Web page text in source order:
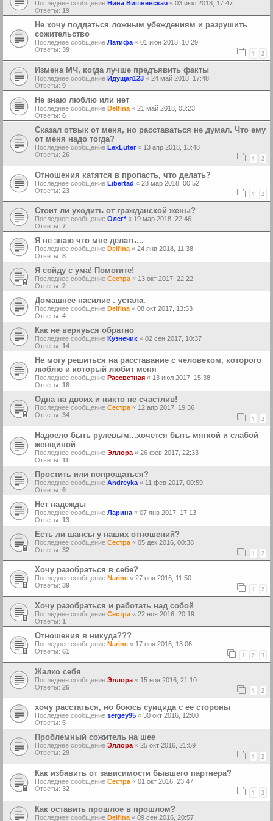
Последнее сообщение Нина Вишневская « 03 июл 2018, 17:47
Ответы: 19
Не хочу поддаться ложным убеждениям и разрушить
сожительство
Последнее сообщение Латифа « 01 июн 2018, 10:29
Ответы: 39 1 2
Измена МЧ, когда лучше предъявить факты
Последнее сообщение Идущая123 « 24 май 2018, 17:48
Ответы: 9
Не знаю люблю или нет
Последнее сообщение Delfina « 21 май 2018, 03:23
Ответы: 6
Сказал отвык от меня, но расставаться не думал. Что ему
от меня надо тогда?
Последнее сообщение LexLuter « 13 апр 2018, 13:48
Ответы: 26 1 2
Отношения катятся в пропасть, что делать?
Последнее сообщение Libertad « 28 мар 2018, 00:52
Ответы: 23 1 2
Стоит ли уходить от гражданской жены?
Последнее сообщение Олег*« 19 мар 2018, 22:46
Ответы: 7
Я не знаю что мне делать...
Последнее сообщение Delfina « 24 янв 2018, 11:38
Ответы: 8
Я сойду с ума! Помогите!
Последнее сообщение Сестра « 13 окт 2017, 22:22
Ответы: 2
Домашнее насилие . устала.
Последнее сообщение Delfina « 08 окт 2017, 13:53
Ответы: 4
Как не вернуься обратно
Последнее сообщение Кузнечик « 02 сен 2017, 10:37
Ответы: 14
Не могу решиться на расставание с человеком, которого
люблю и который любит меня
Последнее сообщение Рассветная « 13 июл 2017, 15:38
Ответы: 18
Одна на двоих и никто не счастлив!
Последнее сообщение Сестра « 12 апр 2017, 19:36
Ответы: 34 1 2
Надоело быть рулевым...хочется быть мягкой и слабой
женщиной
Последнее сообщение Эллора « 26 фев 2017, 22:33
Ответы: 11
Простить или попрощаться?
Последнее сообщение Andreyka « 11 фев 2017, 00:59
Ответы: 6
Нет надежды
Последнее сообщение Ларина « 07 янв 2017, 17:13
Ответы: 13
Есть ли шансы у наших отношений?
Последнее сообщение Сестра « 05 дек 2016, 00:38
Ответы: 32 1 2
Хочу разобраться в себе?
Последнее сообщение Narine « 27 ноя 2016, 11:50
Ответы: 39 1 2
Хочу разобраться и работать над собой
Последнее сообщение Сестра « 22 ноя 2016, 20:19
Ответы: 1
Отношения в никуда???
Последнее сообщение Narine « 17 ноя 2016, 13:06
Ответы: 61 1 2 3
Жалко себя
Последнее сообщение Эллора « 15 ноя 2016, 21:10
Ответы: 26 1 2
хочу расстаться, но боюсь суицида с ее стороны
Последнее сообщение sergey95 « 30 окт 2016, 12:00
Ответы: 5
Проблемный сожитель на шее
Последнее сообщение Эллора « 25 окт 2016, 21:59
Ответы: 29 1 2
Как избавить от зависимости бывшего партнера?
Последнее сообщение Сестра « 01 окт 2016, 23:47
Ответы: 32 1 2
Как оставить прошлое в прошлом?
Последнее сообщение Delfina « 09 сен 2016, 20:57